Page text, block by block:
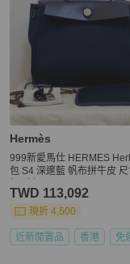
Hermès
999新愛馬仕 HERMES
包 S4 深邃藍 帆布拼牛皮 尺
TWD 113,092
現折 4,500
近新閒置品 香港 免